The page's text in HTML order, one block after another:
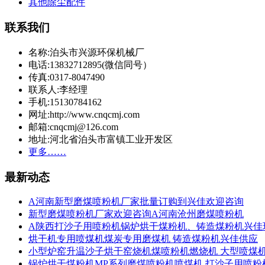
其他除尘配件
联系我们
名称:泊头市兴源环保机械厂
电话:13832712895(微信同号）
传真:0317-8047490
联系人:李经理
手机:15130784162
网址:http://www.cnqcmj.com
邮箱:cnqcmj@126.com
地址:河北省泊头市富镇工业开发区
更多……
最新动态
A河南新型磨煤喷粉机厂家批量订购到兴佳欢迎咨询
新型磨煤喷粉机厂家欢迎咨询A河南沧州磨煤喷粉机
A陕西打沙子用喷粉机锅炉烘干煤粉机、铸造煤粉机兴佳
烘干机专用喷煤机煤炭专用磨煤机 铸造煤粉机兴佳供应
小型炉窑升温沙子烘干窑烧机煤喷粉机燃烧机 大型喷煤